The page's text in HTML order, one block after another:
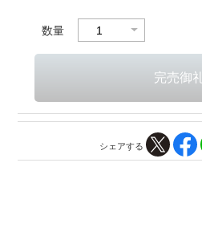
数量
シェアする